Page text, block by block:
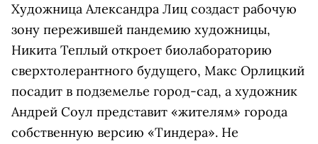
Художница Александра Лиц создаст рабочую
зону пережившей пандемию художницы,
Никита Теплый откроет биолабораторию
сверхтолерантного будущего, Макс Орлицкий
посадит в подземелье город-сад, а художник
Андрей Соул представит «жителям» города
собственную версию «Тиндера». Не